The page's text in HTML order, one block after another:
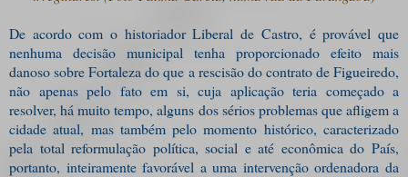
De acordo com o historiador Liberal de Castro, é provável que
nenhuma decisão municipal tenha proporcionado efeito mais
danoso sobre Fortaleza do que a rescisão do contrato de Figueiredo,
não apenas pelo fato em si, cuja aplicação teria começado a
resolver, há muito tempo, alguns dos sérios problemas que afligem a
cidade atual, mas também pelo momento histórico, caracterizado
pela total reformulação política, social e até econômica do País,
portanto, inteiramente favorável a uma intervenção ordenadora da